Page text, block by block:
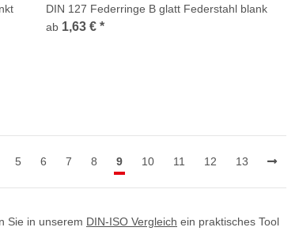
DIN 127 Federringe B glatt Federstahl blank
ab 1,63 € *
5 6 7 8 9 10 11 12 13
Sie in unserem DIN-ISO Vergleich ein praktisches Tool